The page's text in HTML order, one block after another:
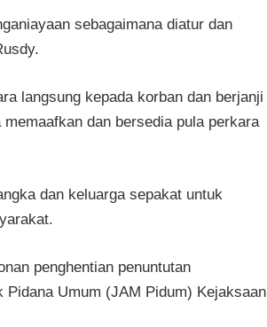
sebagaimana diatur dan
langsung kepada korban dan berjanji
dan bersedia pula perkara
dan keluarga sepakat untuk
penghentian penuntutan
Pidana Umum (JAM Pidum) Kejaksaan